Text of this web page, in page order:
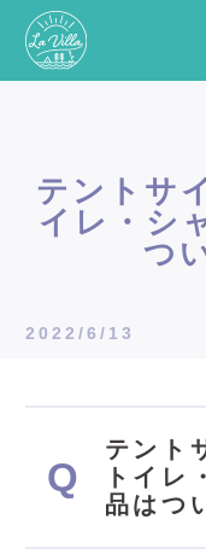
テントサ
イレ・シ
つ
2022/6/13
テント
トイレ
品はつ